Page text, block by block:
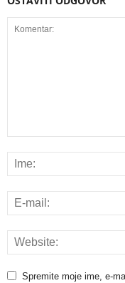
Spremite moje ime, e-